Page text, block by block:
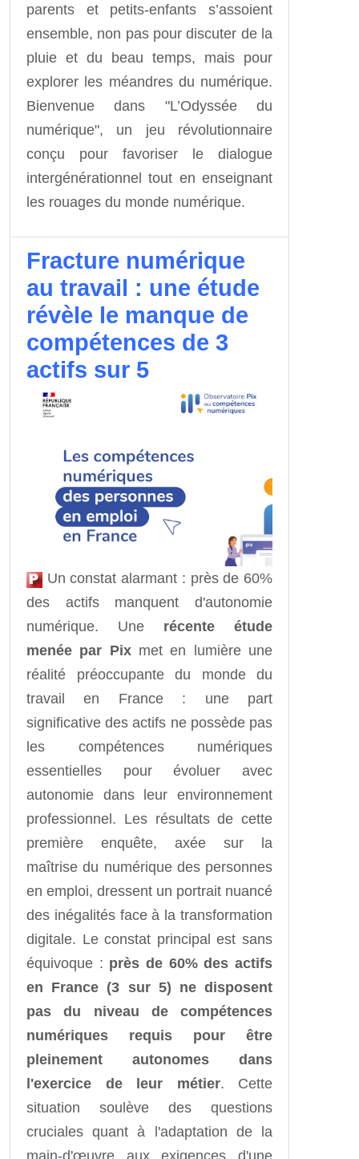
parents et petits-enfants s’assoient
ensemble, non pas pour discuter de la
pluie et du beau temps, mais pour
explorer les méandres du numérique.
Bienvenue dans "L’Odyssée du
numérique", un jeu révolutionnaire
conçu pour favoriser le dialogue
intergénérationnel tout en enseignant
les rouages du monde numérique.
Fracture numérique
au travail : une étude
révèle le manque de
compétences de 3
actifs sur 5
Un constat alarmant : près de 60%
des actifs manquent d'autonomie
numérique. Une récente étude
menée par Pixmet en lumière une
réalité préoccupante du monde du
travail en France : une part
significative des actifs ne possède pas
les compétences numériques
essentielles pour évoluer avec
autonomie dans leur environnement
professionnel. Les résultats de cette
première enquête, axée sur la
maîtrise du numérique des personnes
en emploi, dressent un portrait nuancé
des inégalités face à la transformation
digitale. Le constat principal est sans
équivoque : près de 60% des actifs
en France (3 sur 5) ne disposent
pas du niveau de compétences
numériques requis pour être
pleinement autonomes dans
l'exercice de leur métier. Cette
situation soulève des questions
cruciales quant à l'adaptation de la